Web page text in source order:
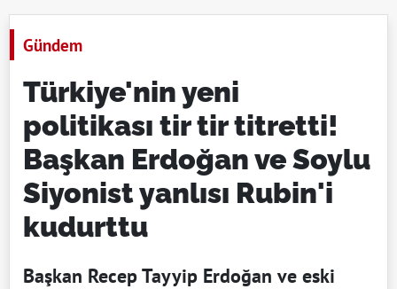
Gündem
Türkiye'nin yeni
politikası tir tir titretti!
Başkan Erdoğan ve Soylu
Siyonist yanlısı Rubin'i
kudurttu
Başkan Recep Tayyip Erdoğan ve eski